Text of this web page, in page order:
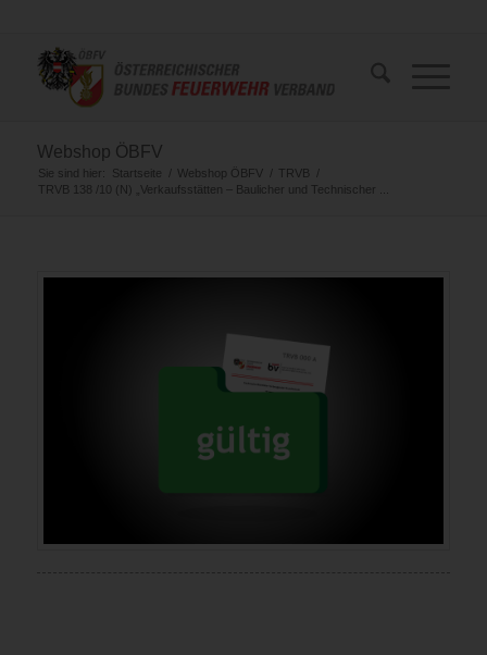
Webshop ÖBFV
Sie sind hier: Startseite / Webshop ÖBFV / TRVB
/
TRVB 138 /10 (N) „Verkaufsstätten – Baulicher und Technischer ...